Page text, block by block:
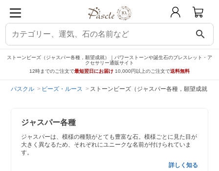
search
ストーンビーズ（ジャスパー各種，願望成就）｜パワーストーンや誕生石のブレスレット・ア
クセサリー通販サイト
12時までのご注文で最短翌日にお届け 10,000円以上のご注文で送料無料
パスクル ビーズ・ルース ストーンビーズ（ジャスパー各種，願望成就）
ジャスパー各種
ジャスパーは、模様の種類がとても豊富な石。模様ごとに見た目が
大きく異なるため、それぞれにユニークな名前が付けられていま
す。
詳しく知る